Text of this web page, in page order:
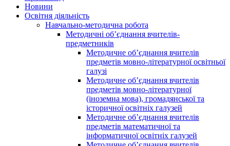
Новини
Освітня діяльність
Навчально-методична робота
Методичні об’єднання вчителів-
предметників
Методичне об’єднання вчителів
предметів мовно-літературної освітньої
галузі
Методичне об’єднання вчителів
предметів мовно-літературної
(іноземна мова), громадянської та
історичної освітніх галузей
Методичне об’єднання вчителів
предметів математичної та
інформатичної освітніх галузей